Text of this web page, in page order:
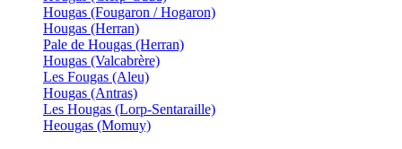
Hougas (Fougaron / Hogaron)
Hougas (Herran)
Pale de Hougas (Herran)
Hougas (Valcabrère)
Les Fougas (Aleu)
Hougas (Antras)
Les Hougas (Lorp-Sentaraille)
Heougas (Momuy)